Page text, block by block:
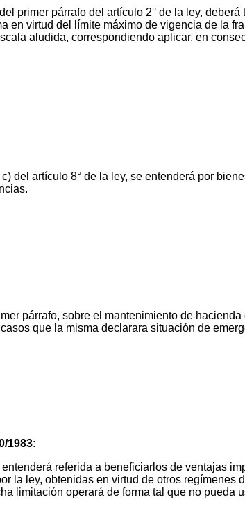
primer párrafo del artículo 2° de la ley,
en virtud del límite máximo de vigencia de la
aludida, correspondiendo aplicar, en
del artículo 8° de la ley, se entenderá por
párrafo, sobre el mantenimiento de
que la misma declarara situación de
1983:
referida a beneficiarlos de ventajas
la ley, obtenidas en virtud de otros regímenes
limitación operará de forma tal que no pueda